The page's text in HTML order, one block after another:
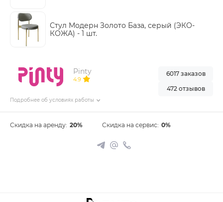
Стул Модерн Золото База, серый (ЭКО-
КОЖА) - 1 шт.
Pinty
4.9
Подробнее об условиях работы
6017 заказов
472 отзывов
Скидка на аренду: 20% Скидка на сервис: 0%